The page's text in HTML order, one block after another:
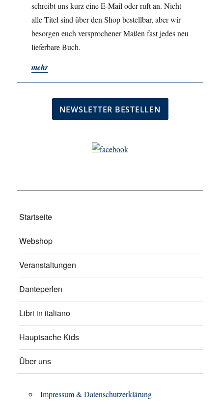
schreibt uns kurz eine E-Mail oder ruft an. Nicht
alle Titel sind über den Shop bestellbar, aber wir
besorgen euch versprochener Maßen fast jedes neu
lieferbare Buch.
mehr
Startseite
Webshop
Veranstaltungen
Danteperlen
Libri in italiano
Hauptsache Kids
Über uns
Impressum & Datenschutzerklärung